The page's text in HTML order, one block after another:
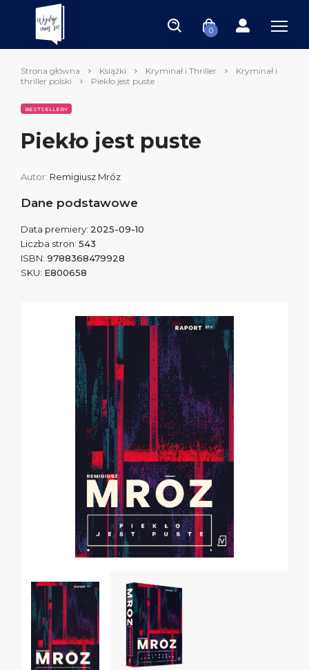
0
Strona główna Książki Kryminał i Thriller
Kryminał i
thriller polski
Piekło jest puste
BESTSELLERY
Piekło jest puste
Autor: Remigiusz Mróz
Dane podstawowe
Data premiery: 2025-09-10
Liczba stron: 543
ISBN: 9788368479928
SKU: E800658